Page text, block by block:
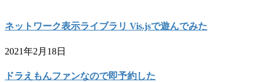
ネットワーク表示ライブラリ Vis.jsで遊んでみた
2021年2月18日
ドラえもんファンなので即予約した